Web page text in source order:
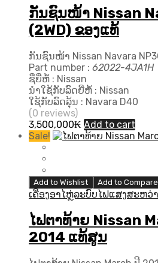
ກັນຊົນໜ້າ Nissan
(2WD) ຂອງແທ້
ກັນຊົນໜ້າ Nissan Navara
Part number : 62022-4JA1H
ຊື່ຍີ່ຫໍ້ : Nissan
ນຳໃຊ້ກັບລົດຍີ່ຫໍ້ : Nissan
ໃຊ້ກັບລົດລຸ້ນ : Navara D40
(0 reviews)
3,500,000₭ Add to cart
Sale!
Add to Wishlist Add to Compare
ເຄື່ອງອາໄຫຼ່ລະບົບໄຟແສງສະຫວ່
ໄຟຕາທ້າຍ Nissan
2014 ແທ້ສູນ